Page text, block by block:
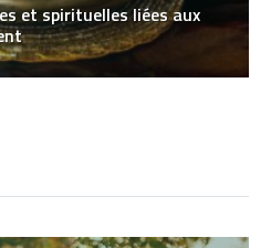
et spirituelles liées aux